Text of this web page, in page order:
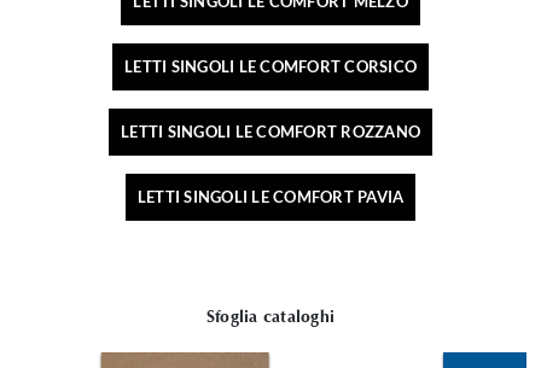
LETTI SINGOLI LE COMFORT CORSICO
LETTI SINGOLI LE COMFORT ROZZANO
LETTI SINGOLI LE COMFORT PAVIA
Sfoglia cataloghi